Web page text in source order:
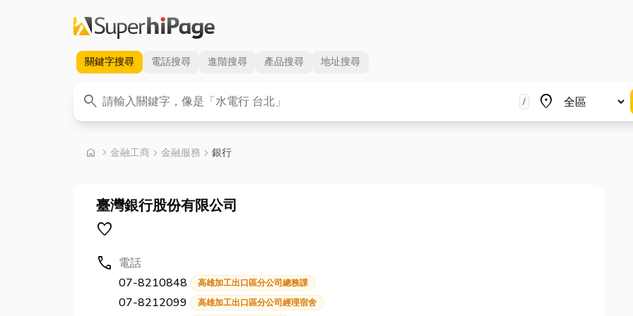
關鍵字搜尋 電話搜尋 進階搜尋 產品搜尋 地址搜尋
search
關鍵字 / place
地區
home chevron_right 首頁
金融工商 chevron_right 金融服務 chevron_right 銀行
臺灣銀行股份有限公司
favorite
call 電話
07-8210848
高雄加工出口區分公司總務課
07-8212099 高雄加工出口區分公司經理宿舍